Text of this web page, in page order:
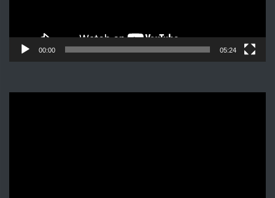
00:00 05:24